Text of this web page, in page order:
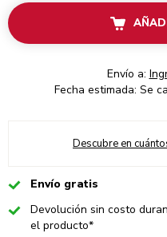
Envío a:
Fecha estimada: Se
Descubre en
CheckedEnvío gratis
CheckedDevolución sin costo
el producto*